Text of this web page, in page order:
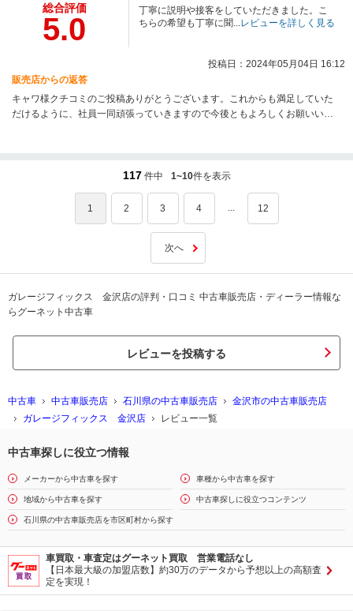
総合評価
5.0
丁寧に説明や接客をしていただきました。こ
ちらの希望も丁寧に聞...レビューを詳しく見る
投稿日：2024年05月04日 16:12
販売店からの返答
キャワ様クチコミのご投稿ありがとうございます。これからも満足していた
だけるように、社員一同頑張っていきますので今後ともよろしくお願いいた
117 件中 1~10件を表示
1 2 3 4 ... 12
次へ
ガレージフィックス 金沢店の評判・口コミ 中古車販売店・ディーラー情報な
らグーネット中古車
レビューを投稿する
中古車 中古車販売店 石川県の中古車販売店
金沢市の中古車販売店
ガレージフィックス 金沢店
レビュー一覧
中古車探しに役立つ情報
メーカーから中古車を探す 車種から中古車を探す
地域から中古車を探す 中古車探しに役立つコンテンツ
石川県の中古車販売店を市区町村から探す
車買取・車査定はグーネット買取 営業電話なし
【日本最大級の加盟店数】約30万のデータから予想以上の高額査
定を実現！